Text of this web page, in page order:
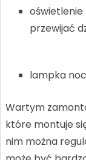
przewijać
lampka
Wartym
które montuje
nim można